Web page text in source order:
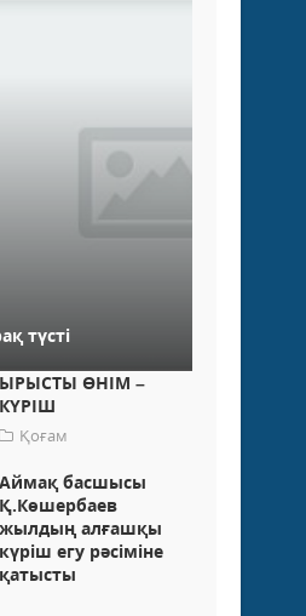
түсті
ЫРЫСТЫ ӨНІМ –
КҮРІШ
Қоғам
Аймақ басшысы
Қ.Көшербаев
жылдың алғашқы
күріш егу рәсіміне
қатысты